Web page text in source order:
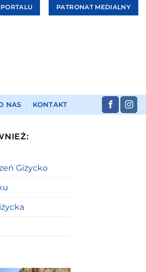
PATRONAT MEDIALNY
NAS KONTAKT
Giżycko